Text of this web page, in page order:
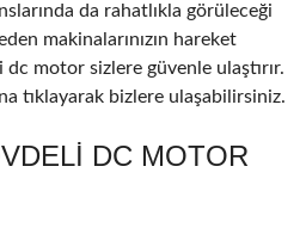
da rahatlıkla görüleceği
makinalarınızın hareket
motor sizlere güvenle ulaştırır.
tıklayarak bizlere ulaşabilirsiniz.
DC MOTOR